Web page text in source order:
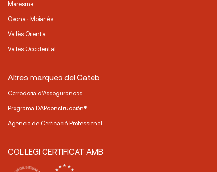
Maresme
Osona · Moianès
Vallès Oriental
Vallès Occidental
Altres marques del Cateb
Corredoria d’Assegurances
Programa DAPconstrucción®
Agencia de Cerficació Professional
COL·LEGI CERTIFICAT AMB